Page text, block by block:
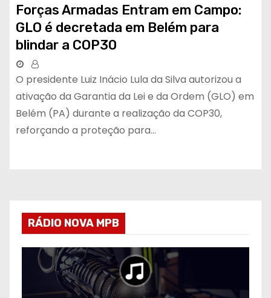
Forças Armadas Entram em Campo:
GLO é decretada em Belém para
blindar a COP30
O presidente Luiz Inácio Lula da Silva autorizou a
ativação da Garantia da Lei e da Ordem (GLO) em
Belém (PA) durante a realização da COP30,
reforçando a proteção para…
RÁDIO NOVA MPB